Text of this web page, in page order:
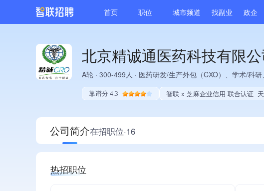
首页 职位 城市频道 找副业 政企
北京精诚通医药科技有限公
A轮 · 300-499人 · 医药研发/生产外包（CXO）、学术/科
靠谱分 4.3 智联 x 芝麻企业信用 联合认证 天使轮
公司简介在招职位·16
热招职位